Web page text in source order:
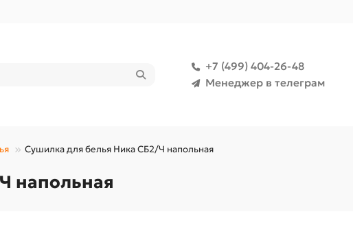
+7 (499) 404-26-48
Менеджер в телеграм
Сушилка для белья Ника СБ2/Ч напольная
напольная